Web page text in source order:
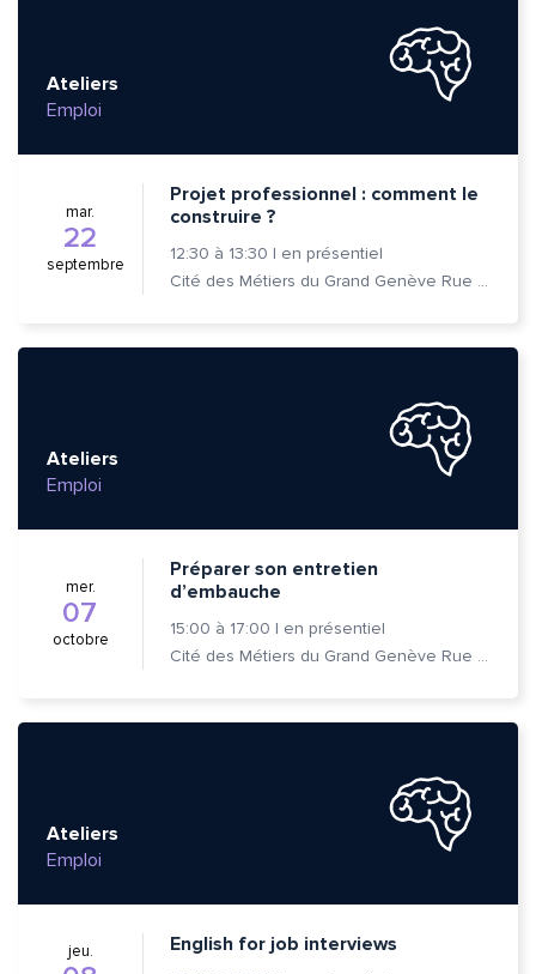
Ateliers
Emploi
mar.
22
septembre
Projet professionnel : comment le
construire ?
12:30 à 13:30 | en présentiel
Cité des Métiers du Grand Genève Rue Prévost-Martin 6 1205 Genève
Ateliers
Emploi
mer.
07
octobre
Préparer son entretien
d’embauche
15:00 à 17:00 | en présentiel
Cité des Métiers du Grand Genève Rue Prévost-Martin 6 1205 Genève
Ateliers
Emploi
jeu. English for job interviews